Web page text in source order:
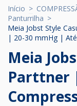
Início >
Panturrilha >
Meia Jobst Style
| 20-30 mmHg |
Meia
Parttner